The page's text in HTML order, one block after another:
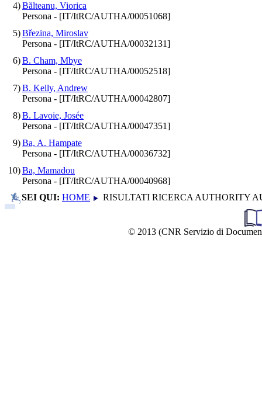
4)Bălteanu, Viorica
Persona - [IT/ItRC/AUTHA/00051068]
5)Březina, Miroslav
Persona - [IT/ItRC/AUTHA/00032131]
6)B. Cham, Mbye
Persona - [IT/ItRC/AUTHA/00052518]
7)B. Kelly, Andrew
Persona - [IT/ItRC/AUTHA/00042807]
8)B. Lavoie, Josée
Persona - [IT/ItRC/AUTHA/00047351]
9)Ba, A. Hampate
Persona - [IT/ItRC/AUTHA/00036732]
10)Ba, Mamadou
Persona - [IT/ItRC/AUTHA/00040968]
SEI QUI: HOME RISULTATI RICERCA AUTHORITY
© 2013 (CNR Servizio di